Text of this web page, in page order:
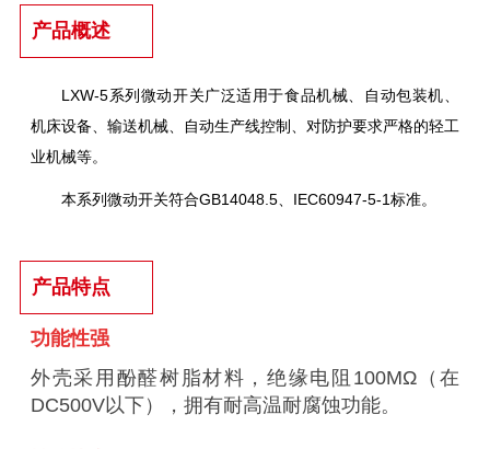
产品概述
LXW-5系列微动开关广泛适用于食品机械、自动包装机、
机床设备、输送机械、自动生产线控制、对防护要求严格的轻工
业机械等。
本系列微动开关符合GB14048.5、IEC60947-5-1标准。
产品特点
功能性强
外壳采用酚醛树脂材料，绝缘电阻100MΩ（在
DC500V以下），拥有耐高温耐腐蚀功能。